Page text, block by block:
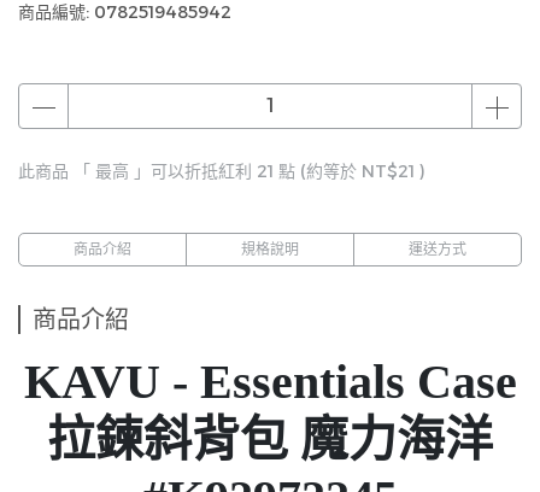
商品編號: 0782519485942
此商品 「 最高 」可以折抵紅利 21 點 (約等於 NT$21 )
商品介紹 規格說明 運送方式
商品介紹
KAVU - Essentials Case
拉鍊斜背包 魔力海洋